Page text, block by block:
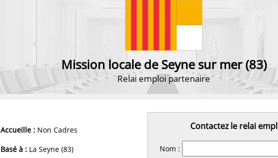
Mission locale de Seyne sur mer (83)
Relai emploi partenaire
Accueille : Non Cadres
Basé à : La Seyne (83)
Contactez le relai
Nom :